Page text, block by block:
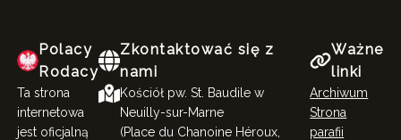
Polacy
Rodacy
Ta strona
internetowa
jest oficjalną
Zkontaktować się z
nami
Kościół pw. St. Baudile w
Neuilly-sur-Marne
(Place du Chanoine Héroux,
Ważne
linki
Archiwum
Strona
parafii